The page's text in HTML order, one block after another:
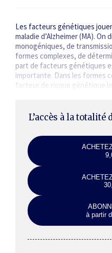
Les facteurs génétiques
maladie d’Alzheimer (MA).
monogéniques, de
formes complexes, de
part de facteurs génétiques
importante. Dans les formes
facteur de risque génétique
L’accès à la totalité
à partir